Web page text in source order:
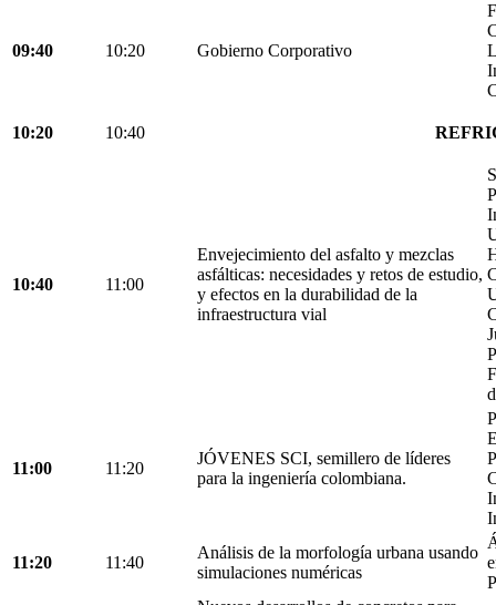
09:40 10:20 Gobierno Corporativo
10:20 10:40
10:40 11:00
Envejecimiento del asfalto y mezclas
asfálticas: necesidades y retos de estudio,
y efectos en la durabilidad de la
infraestructura vial
11:00 11:20
JÓVENES SCI, semillero de líderes
para la ingeniería colombiana.
11:20 11:40
Análisis de la morfología urbana usando
simulaciones numéricas